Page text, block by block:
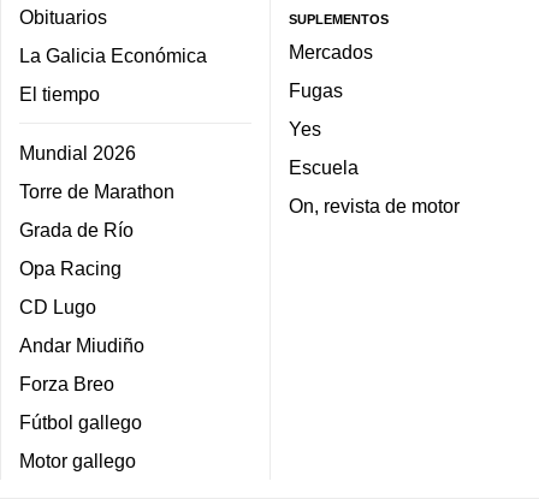
Obituarios
La Galicia Económica
El tiempo
Mundial 2026
Torre de Marathon
Grada de Río
Opa Racing
CD Lugo
Andar Miudiño
Forza Breo
Fútbol gallego
Motor gallego
SUPLEMENTOS
Mercados
Fugas
Yes
Escuela
On, revista de motor